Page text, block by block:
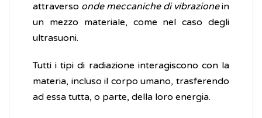
attraverso onde meccaniche di vibrazionein
un mezzo materiale, come nel caso degli
ultrasuoni.
Tutti i tipi di radiazione interagiscono con la
materia, incluso il corpo umano, trasferendo
ad essa tutta, o parte, della loro energia.